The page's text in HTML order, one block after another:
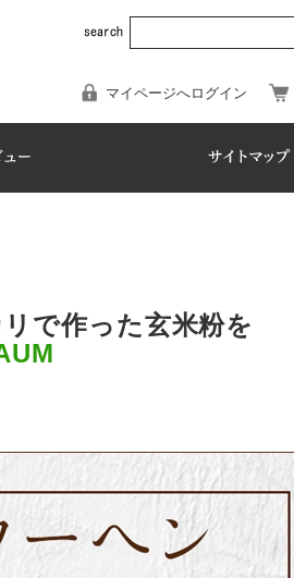
マイページへログイン
で作った玄米粉を